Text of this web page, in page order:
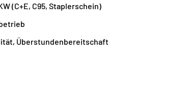
(C+E, C95, Staplerschein)
Überstundenbereitschaft